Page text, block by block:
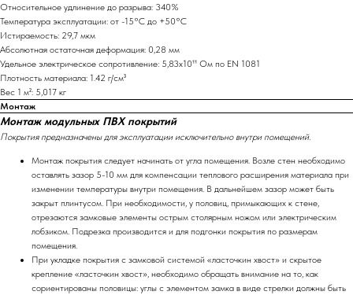
Относительное удлинение до разрыва: 340%
Температура эксплуатации: от -15°С до +50°С
Истираемость: 29,7 мкм
Абсолютная остаточная деформация: 0,28 мм
Удельное электрическое сопротивление: 5,83х10¹¹ Ом по EN 1081
Плотность материала: 1.42 г/см³
Вес 1 м²: 5,017 кг
Монтаж
Монтаж модульных ПВХ покрытий
Покрытия предназначены для эксплуатации исключительно внутри помещений.
Монтаж покрытия следует начинать от угла помещения. Возле стен необходимо
оставлять зазор 5-10 мм для компенсации теплового расширения материала при
изменении температуры внутри помещения. В дальнейшем зазор может быть
закрыт плинтусом. При необходимости, у половиц, примыкающих к стене,
отрезаются замковые элементы острым столярным ножом или электрическим
лобзиком. Подрезка производится и для подгонки покрытия по размерам
помещения.
При укладке покрытия с замковой системой «ласточкин хвост» и скрытое
крепление «ласточкин хвост», необходимо обращать внимание на то, как
сориентированы половицы: углы с элементом замка в виде стрелки должны быть